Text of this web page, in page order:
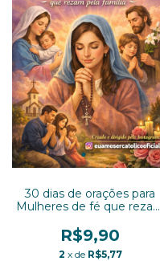
30 dias de orações para
Mulheres de fé que rezam
R$9,90
2 x de R$5,77